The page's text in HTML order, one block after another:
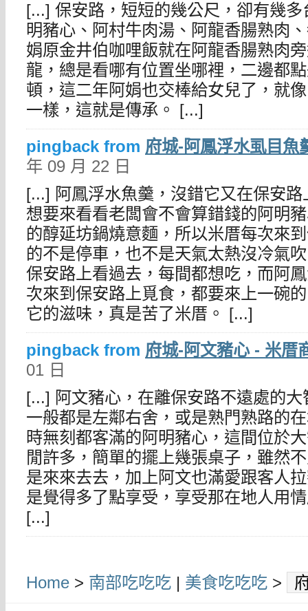
[...] 保安路，短短的幾公尺，卻有幾
明豬心、阿村牛肉湯、阿龍香腸熟肉
娟原金井伯咖哩飯就在阿龍香腸熟肉
龍，總是看哪有位置坐哪裡，二邊都
頓，這二年阿娟也交棒給女兒了，就
一樣，這就是傳承。 [...]
pingback from 府城-阿鳳浮水虱目魚
年 09 月 22 日
[...] 阿鳳浮水魚羹，沒錯它又在保安
想要來看看老闆會不會算錯錢的阿明
的醇延坊鍋燒意麵，所以米厝每次來
的不是停車，也不是天氣太熱沒冷氣
保安路上看過去，每間都想吃，而阿
次來到保安路上覓食，都要來上一碗
它的滋味，真是苦了米厝。 [...]
pingback from 府城-阿文豬心 - 米厝
01 日
[...] 阿文豬心，在離保安路不遠處的
一般都是左鄰右舍，或是熟門熟路的
時無刻都客滿的阿明豬心，這間位於
閒許多，簡單的擺上幾張桌子，雖然
是來來去去，加上阿文也滿愛跟客人
是覺得多了點享受，享受那在地人用
[...]
Home > 南部吃吃吃 | 美食吃吃吃 >